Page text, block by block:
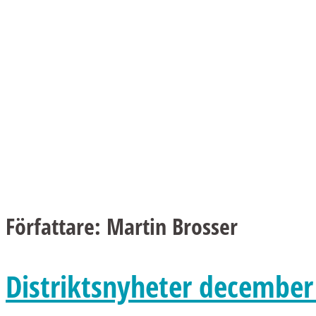
Författare: Martin Brosser
Distriktsnyheter